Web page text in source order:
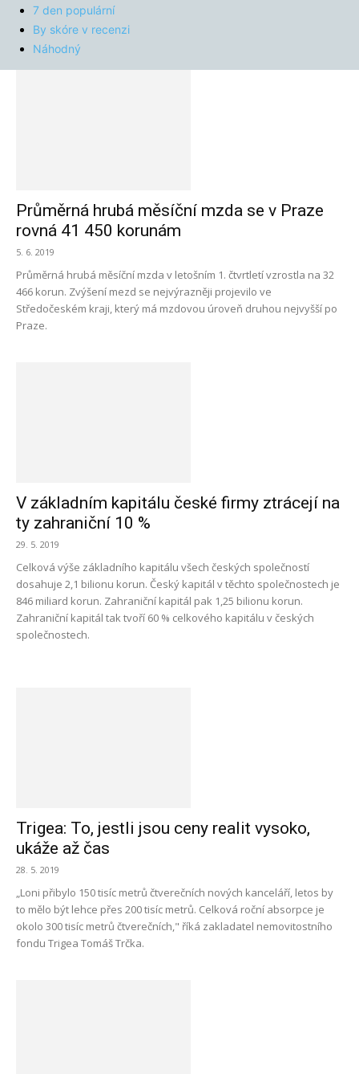
7 den populární
By skóre v recenzi
Náhodný
Průměrná hrubá měsíční mzda se v Praze
rovná 41 450 korunám
5. 6. 2019
Průměrná hrubá měsíční mzda v letošním 1. čtvrtletí vzrostla na 32
466 korun. Zvýšení mezd se nejvýrazněji projevilo ve
Středočeském kraji, který má mzdovou úroveň druhou nejvyšší po
Praze.
V základním kapitálu české firmy ztrácejí na
ty zahraniční 10 %
29. 5. 2019
Celková výše základního kapitálu všech českých společností
dosahuje 2,1 bilionu korun. Český kapitál v těchto společnostech je
846 miliard korun. Zahraniční kapitál pak 1,25 bilionu korun.
Zahraniční kapitál tak tvoří 60 % celkového kapitálu v českých
společnostech.
Trigea: To, jestli jsou ceny realit vysoko,
ukáže až čas
28. 5. 2019
„Loni přibylo 150 tisíc metrů čtverečních nových kanceláří, letos by
to mělo být lehce přes 200 tisíc metrů. Celková roční absorpce je
okolo 300 tisíc metrů čtverečních," říká zakladatel nemovitostního
fondu Trigea Tomáš Trčka.